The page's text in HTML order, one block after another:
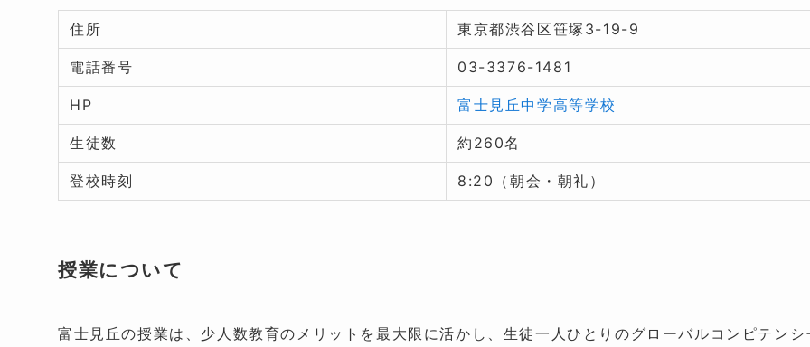
住所 東京都渋谷区笹塚3-19-9
電話番号 03-3376-1481
HP 富士見丘中学高等学校
生徒数 約260名
登校時刻 8:20（朝会・朝礼）
授業について
富士見丘の授業は、少人数教育のメリットを最大限に活かし、生徒一人ひとりのグローバルコンピテンシ